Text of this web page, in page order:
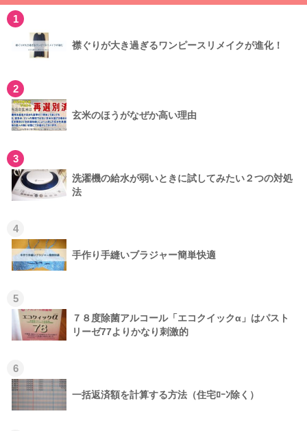
1
襟ぐりが大き過ぎるワンピースリメイクが進化！
2
玄米のほうがなぜか高い理由
3
洗濯機の給水が弱いときに試してみたい２つの対処
法
4
手作り手縫いブラジャー簡単快適
5
７８度除菌アルコール「エコクイックα」はパスト
リーゼ77よりかなり刺激的
6
一括返済額を計算する方法（住宅ﾛｰﾝ除く）